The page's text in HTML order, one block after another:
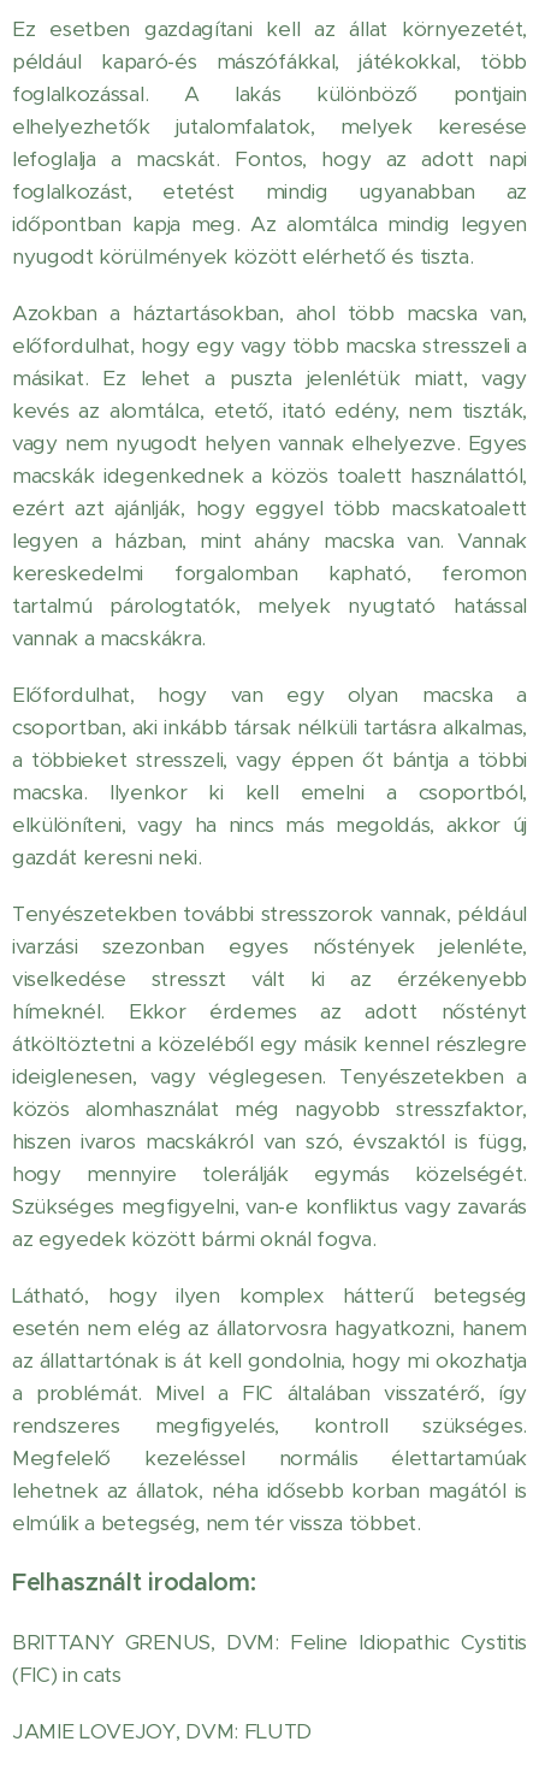
Ez esetben gazdagítani kell az állat környezetét,
például kaparó-és mászófákkal, játékokkal, több
foglalkozással. A lakás különböző pontjain
elhelyezhetők jutalomfalatok, melyek keresése
lefoglalja a macskát. Fontos, hogy az adott napi
foglalkozást, etetést mindig ugyanabban az
időpontban kapja meg. Az alomtálca mindig legyen
nyugodt körülmények között elérhető és tiszta.
Azokban a háztartásokban, ahol több macska van,
előfordulhat, hogy egy vagy több macska stresszeli a
másikat. Ez lehet a puszta jelenlétük miatt, vagy
kevés az alomtálca, etető, itató edény, nem tiszták,
vagy nem nyugodt helyen vannak elhelyezve. Egyes
macskák idegenkednek a közös toalett használattól,
ezért azt ajánlják, hogy eggyel több macskatoalett
legyen a házban, mint ahány macska van. Vannak
kereskedelmi forgalomban kapható, feromon
tartalmú párologtatók, melyek nyugtató hatással
vannak a macskákra.
Előfordulhat, hogy van egy olyan macska a
csoportban, aki inkább társak nélküli tartásra alkalmas,
a többieket stresszeli, vagy éppen őt bántja a többi
macska. Ilyenkor ki kell emelni a csoportból,
elkülöníteni, vagy ha nincs más megoldás, akkor új
gazdát keresni neki.
Tenyészetekben további stresszorok vannak, például
ivarzási szezonban egyes nőstények jelenléte,
viselkedése stresszt vált ki az érzékenyebb
hímeknél. Ekkor érdemes az adott nőstényt
átköltöztetni a közeléből egy másik kennel részlegre
ideiglenesen, vagy véglegesen. Tenyészetekben a
közös alomhasználat még nagyobb stresszfaktor,
hiszen ivaros macskákról van szó, évszaktól is függ,
hogy mennyire tolerálják egymás közelségét.
Szükséges megfigyelni, van-e konfliktus vagy zavarás
az egyedek között bármi oknál fogva.
Látható, hogy ilyen komplex hátterű betegség
esetén nem elég az állatorvosra hagyatkozni, hanem
az állattartónak is át kell gondolnia, hogy mi okozhatja
a problémát. Mivel a FIC általában visszatérő, így
rendszeres megfigyelés, kontroll szükséges.
Megfelelő kezeléssel normális élettartamúak
lehetnek az állatok, néha idősebb korban magától is
elmúlik a betegség, nem tér vissza többet.
Felhasznált irodalom:
BRITTANY GRENUS, DVM: Feline Idiopathic Cystitis
(FIC) in cats
JAMIE LOVEJOY, DVM: FLUTD